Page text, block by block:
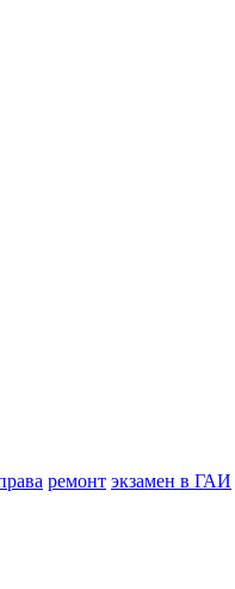
ремонт экзамен в ГАИ